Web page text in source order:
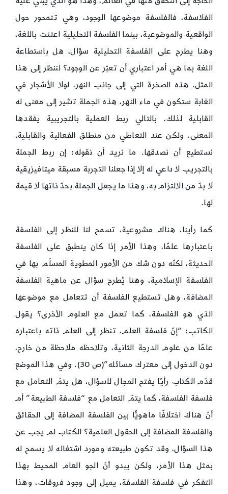
الفلاسفة، فالفلسفة موضوعها الوجود، وهي تتمحور حول
الواقعية والموضوعية، بينما الفلسفة التحليلية اعتنت باللغة،
وهنا يطرح على الفلسفة التحليلية سؤال، هل باستطاعة
اللغة بما هي أمر اعتباري أن تعبّر عن الوجود؟ لننظر إلى هذا
المثل، هذه الصخرة التي إلى جانب النهر، لولا الأشجار في
الغابة ستكون في ماء النهر، هذه الجملة تشير إلى معنى له
القابلية لذلك. بالتالي ربط العملية بالتجريبية يفقدها
المعنى، ولكن عند التعاطي من منطلق الفعالية والقابلية،
نستطيع أن نصدقها. ما نريد أن نقوله: إن ربط الجملة
بالتجريب لا داعي له إلا إذا جعلنا التجربة مسبقة ميتافيزيقية
لا بدّ من الالتزام به، وهذا ما يجعل الجملة بحدّ ذاتها لا قيمة
لها.
كما رأينا، هناك مشروعية، تسمح لنا للنظر إلى الفلسفة
باعتبارها علمًا، وهذا الأمر إذا كان ينطبق على الفلسفة
الحديثة، لكنّه دون شك من الأمور المطوية المسلّم بها في
الفلسفة الإسلامية، وهنا يُطرح سؤال عن ماهية الفلسفة
المضافة، وهل تستطيع الفلسفة أن تتعامل مع موضوعها
الذي هو الفلسفة، كما تعمل مع العلوم الأخرى؟ يقول
الكاتب: “إنّ فلسفة العلم، تنظر إلى العلم ذاته باعتباره
علمًا من علوم الدرجة الثانية، وتلاحظه ملاحظة من خارح،
دون الدخول إلى معترك مسائله”(ص 30). وفي هذا الموضع
قدّم الكتاب رأيًا يفتح المجال للسؤال، هل يتمّ التعامل مع
فلسفة الفلسفة، كما يتمّ التعامل مع “فلسفة الطبيعة” أم
أنّ هناك اختلافًا ماهويًّا بين الفلسفة المضافة إلى الحقائق
والفلسفة المضافة إلى الحقول العلمية؟ الكتاب لم يجب عن
هذا السؤال، وقد تكون طبيعته ومورد اشتغاله لا يسمح له
بمثل هذا الأمر، ولكن يبدو أنّ الجو العام المحيط بهذا
التفكر في فلسفة الفلسفة، يميل إلى وجود فروقات، وهذا